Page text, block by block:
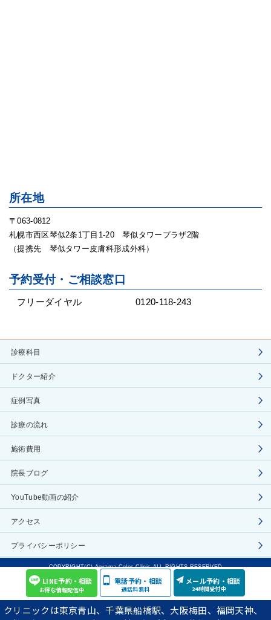
所在地
〒063-0812
札幌市西区琴似2条1丁目1-20 琴似タワープラザ2階
（提携先 琴似タワー皮膚科形成外科）
予約受付・ご相談窓口
フリーダイヤル 0120-118-243
診療科目
ドクター紹介
症例写真
診療の流れ
施術費用
院長ブログ
YouTube動画の紹介
アクセス
プライバシーポリシー
COPYRIGHT(C) Aoyama Celes Clinic ALL RIGHTS RESERVED
LINE予約・相談
お得な情報配信中
電話予約・相談
通話料無料
メール予約・相談
24時間受付中
クリニックは東京青山、千葉県船橋駅、大阪梅田、福岡天神、